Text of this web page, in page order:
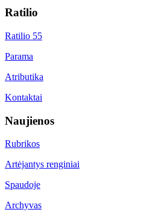
Ratilio
Ratilio 55
Parama
Atributika
Kontaktai
Naujienos
Rubrikos
Artėjantys renginiai
Spaudoje
Archyvas